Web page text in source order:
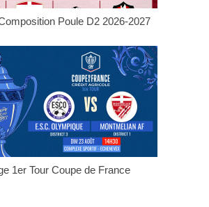
Poule D2 2026-2027
1er Tour Coupe de France